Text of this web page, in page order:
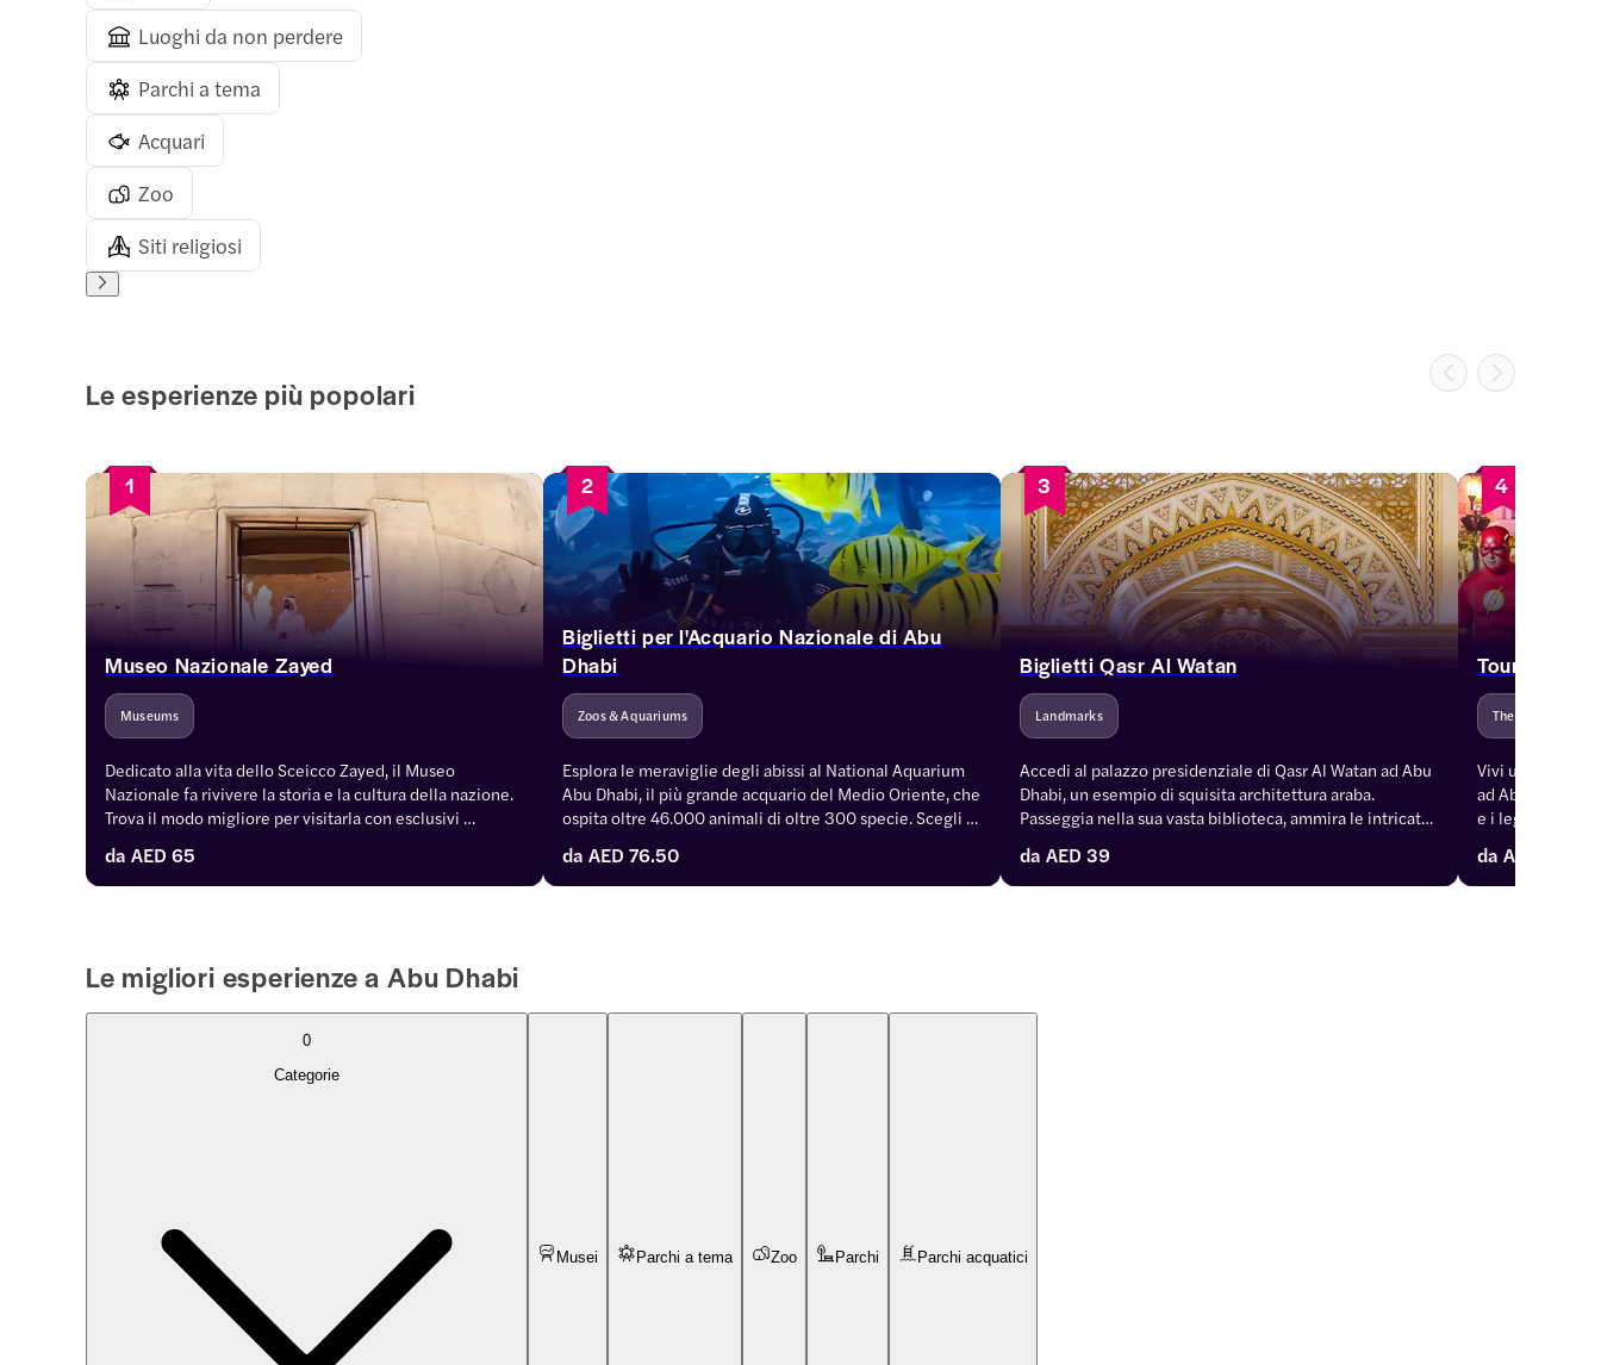
Luoghi da non perdere
Parchi a tema
Acquari
Zoo
Siti religiosi
Le esperienze più popolari
1
Museo Nazionale Zayed
Museums
Dedicato alla vita dello Sceicco Zayed, il Museo
Nazionale fa rivivere la storia e la cultura della nazione.
Trova il modo migliore per visitarla con esclusivi
vicinanze, il tutto con opzioni di biglietto opzionali.
da AED 65
2
Biglietti per l'Acquario Nazionale di Abu
Dhabi
Zoos & Aquariums
Esplora le meraviglie degli abissi al National Aquarium
Abu Dhabi, il più grande acquario del Medio Oriente, che
ospita oltre 46.000 animali di oltre 300 specie. Scegli
completo o emozionanti pacchetti combo che abbinano
l'acquario ad altre attrazioni di Abu Dhabi.
da AED 76.50
3
Biglietti Qasr Al Watan
Landmarks
Accedi al palazzo presidenziale di Qasr Al Watan ad Abu
Dhabi, un esempio di squisita architettura araba.
Passeggia nella sua vasta biblioteca, ammira le intricate
ancora.
da AED 39
4
Tour dei
Theme Parks/
Vivi
ad Abu Dhabi
e i leggendari
biglietti potrai
tornare da
da AED
Le migliori esperienze a Abu Dhabi
0
Categorie
Musei Parchi a tema Zoo Parchi Parchi acquatici